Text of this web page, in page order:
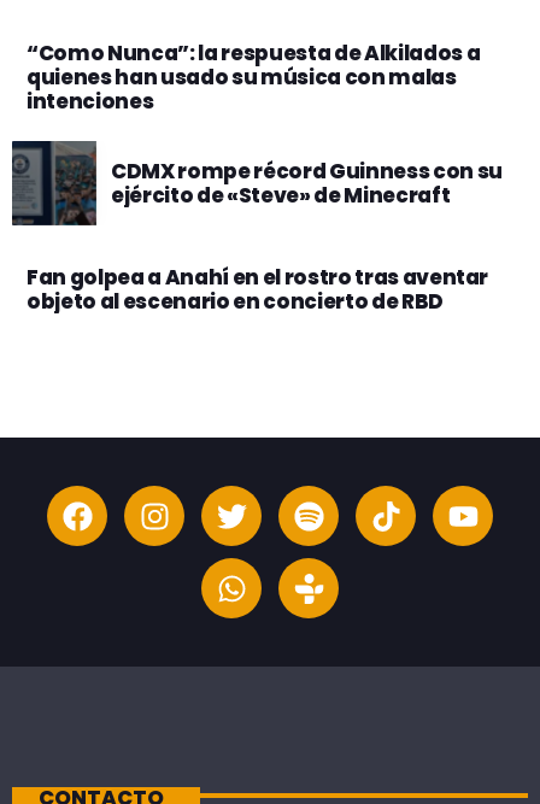
“Como Nunca”: la respuesta de Alkilados a
quienes han usado su música con malas
intenciones
CDMX rompe récord Guinness con su
ejército de «Steve» de Minecraft
Fan golpea a Anahí en el rostro tras aventar
objeto al escenario en concierto de RBD
CONTACTO